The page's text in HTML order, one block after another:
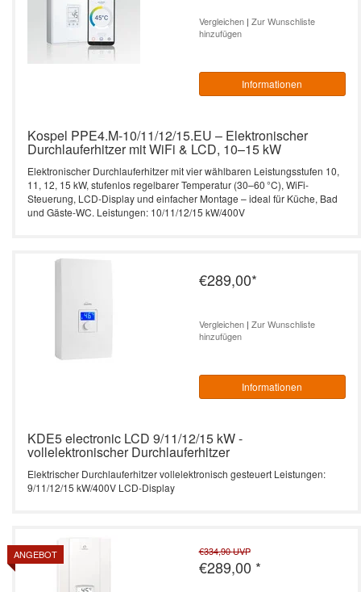
Leistung: 18 kW / 400V
Leistung: 27 kW / 400V
Leistung: 36 kW / 400V
effizient & smart
Kospel PPE4.B Durchlauferhitzer – 10
kW
PPE2 electronic LCD 9/12/15,
18/21/24, 27 kW
Zubehör Durchlauferhitzer
L3-Serie 4-24 kW -
vollelektronisch -
programmierbar
Elektrischer Heizkessel
EKCO.TM -
witterungsgeführt mit
zwei Heizaggregaten
Heizstab)
SW Termo Max
Elektrische Heizkessel
Vertrag widerrufen Vergleichen| Zur Wunschliste
hinzufügen
Informationen
Kospel PPE4.M-10/11/12/15.EU – Elektronischer
Durchlauferhitzer mit WiFi & LCD, 10–15 kW
Elektronischer Durchlauferhitzer mit vier wählbaren Leistungsstufen 10,
11, 12, 15 kW, stufenlos regelbarer Temperatur (30–60 °C), WiFi-
Steuerung, LCD-Display und einfacher Montage – ideal für Küche, Bad
und Gäste-WC. Leistungen: 10/11/12/15 kW/400V
€289,00*
Vergleichen| Zur Wunschliste
hinzufügen
Informationen
KDE5 electronic LCD 9/11/12/15 kW -
vollelektronischer Durchlauferhitzer
Elektrischer Durchlauferhitzer vollelektronisch gesteuert Leistungen:
9/11/12/15 kW/400V LCD-Display
ANGEBOT €334,90UVP
€289,00 *